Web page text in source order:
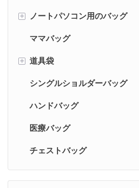
+ ノートパソコン用のバッグ
ラップトップバックパック
ラップトップショルダーバッグ
ママバッグ
+ 道具袋
化粧バッグ
シングルショルダーバッグ
ハンドバッグ
医療バッグ
チェストバッグ